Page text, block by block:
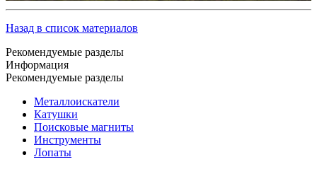
Назад в список материалов
Рекомендуемые разделы
Информация
Рекомендуемые разделы
Металлоискатели
Катушки
Поисковые магниты
Инструменты
Лопаты